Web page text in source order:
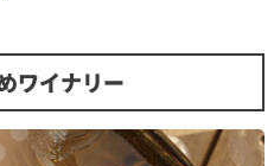
アロヨ・グラン
レー)、ララ・
(ソノマ/ロシア
ァー・ヴァレ
す。
ワイナリー